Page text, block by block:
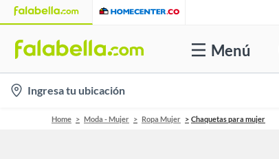
Menú
location-
icon
Ingresa tu ubicación
Home Moda - Mujer Ropa Mujer Chaquetas para mujer